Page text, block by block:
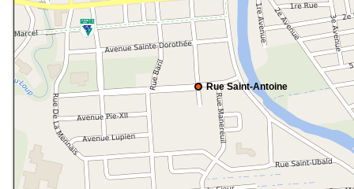
Rue Saint-Antoine